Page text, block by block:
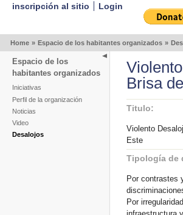
inscripción al sitio
Login
Home » Espacio de los habitantes organizados »
Espacio de los
habitantes organizados
Iniciativas
Perfil de la organización
Noticias
Video
Desalojos
Brisa
Titulo:
Violento
Este
Tipología de
Por contrastes
Por